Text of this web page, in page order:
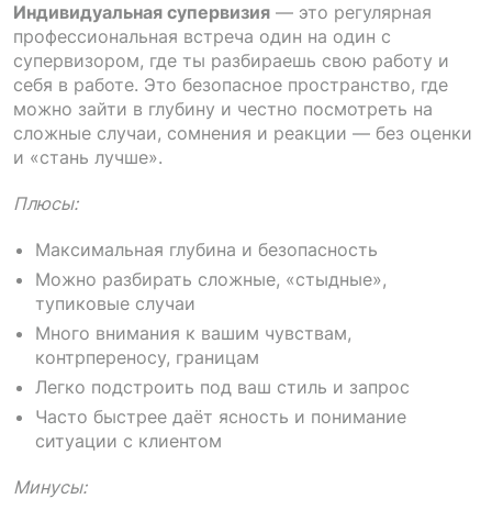
Индивидуальная супервизия — это регулярная
профессиональная встреча один на один с
супервизором, где ты разбираешь свою работу и
себя в работе. Это безопасное пространство, где
можно зайти в глубину и честно посмотреть на
сложные случаи, сомнения и реакции — без оценки
и «стань лучше».
Плюсы:
Максимальная глубина и безопасность
Можно разбирать сложные, «стыдные»,
тупиковые случаи
Много внимания к вашим чувствам,
контрпереносу, границам
Легко подстроить под ваш стиль и запрос
Часто быстрее даёт ясность и понимание
ситуации с клиентом
Минусы: